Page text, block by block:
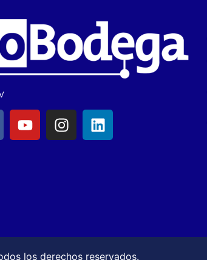
los derechos reservados.